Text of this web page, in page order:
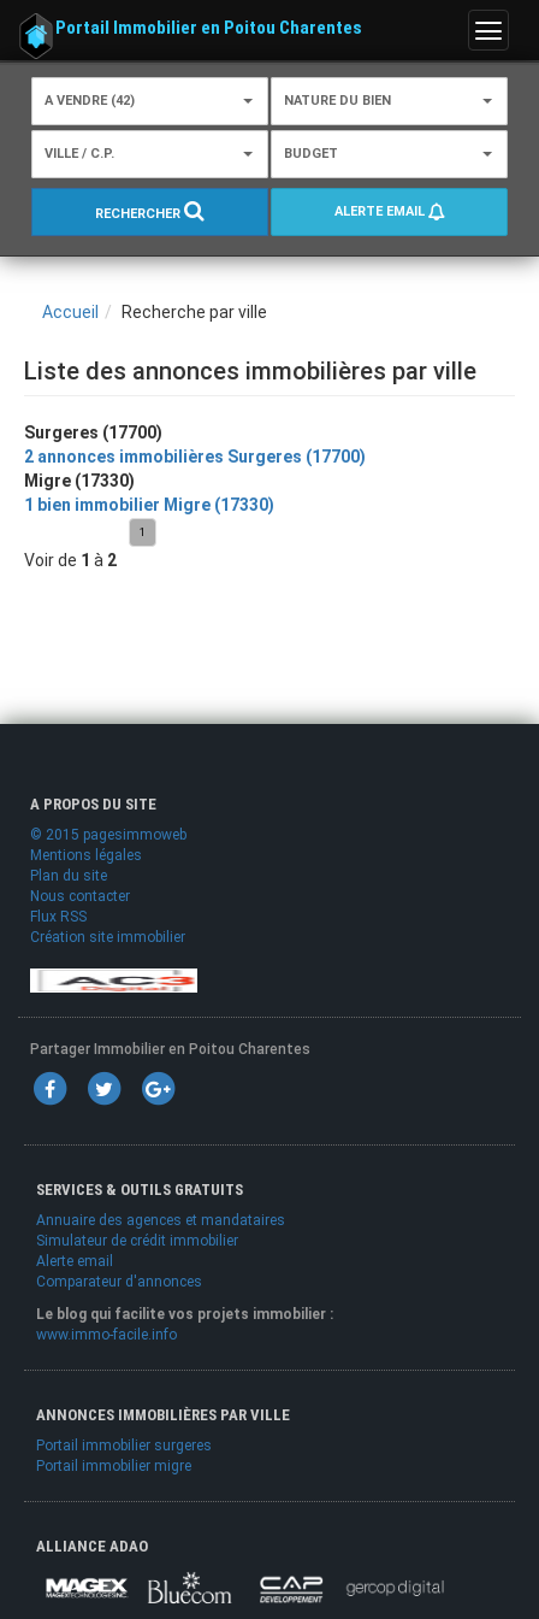
Menu
Portail Immobilier en Poitou Charentes
A VENDRE (42) NATURE DU BIEN
VILLE / C.P. BUDGET
RECHERCHER ALERTE EMAIL
Accueil Recherche par ville
Liste des annonces immobilières par ville
Surgeres (17700)
2 annonces immobilières Surgeres (17700)
Migre (17330)
1 bien immobilier Migre (17330)
Voir de 1 à 2
1
A PROPOS DU SITE
© 2015 pagesimmoweb
Mentions légales
Plan du site
Nous contacter
Flux RSS
Création site immobilier
Partager Immobilier en Poitou Charentes
SERVICES & OUTILS GRATUITS
Annuaire des agences et mandataires
Simulateur de crédit immobilier
Alerte email
Comparateur d'annonces
Le blog qui facilite vos projets immobilier :
www.immo-facile.info
ANNONCES IMMOBILIÈRES PAR VILLE
Portail immobilier surgeres
Portail immobilier migre
ALLIANCE ADAO